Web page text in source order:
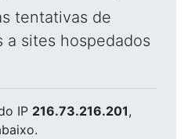
tentativas de
a sites hospedados
IP 216.73.216.201,